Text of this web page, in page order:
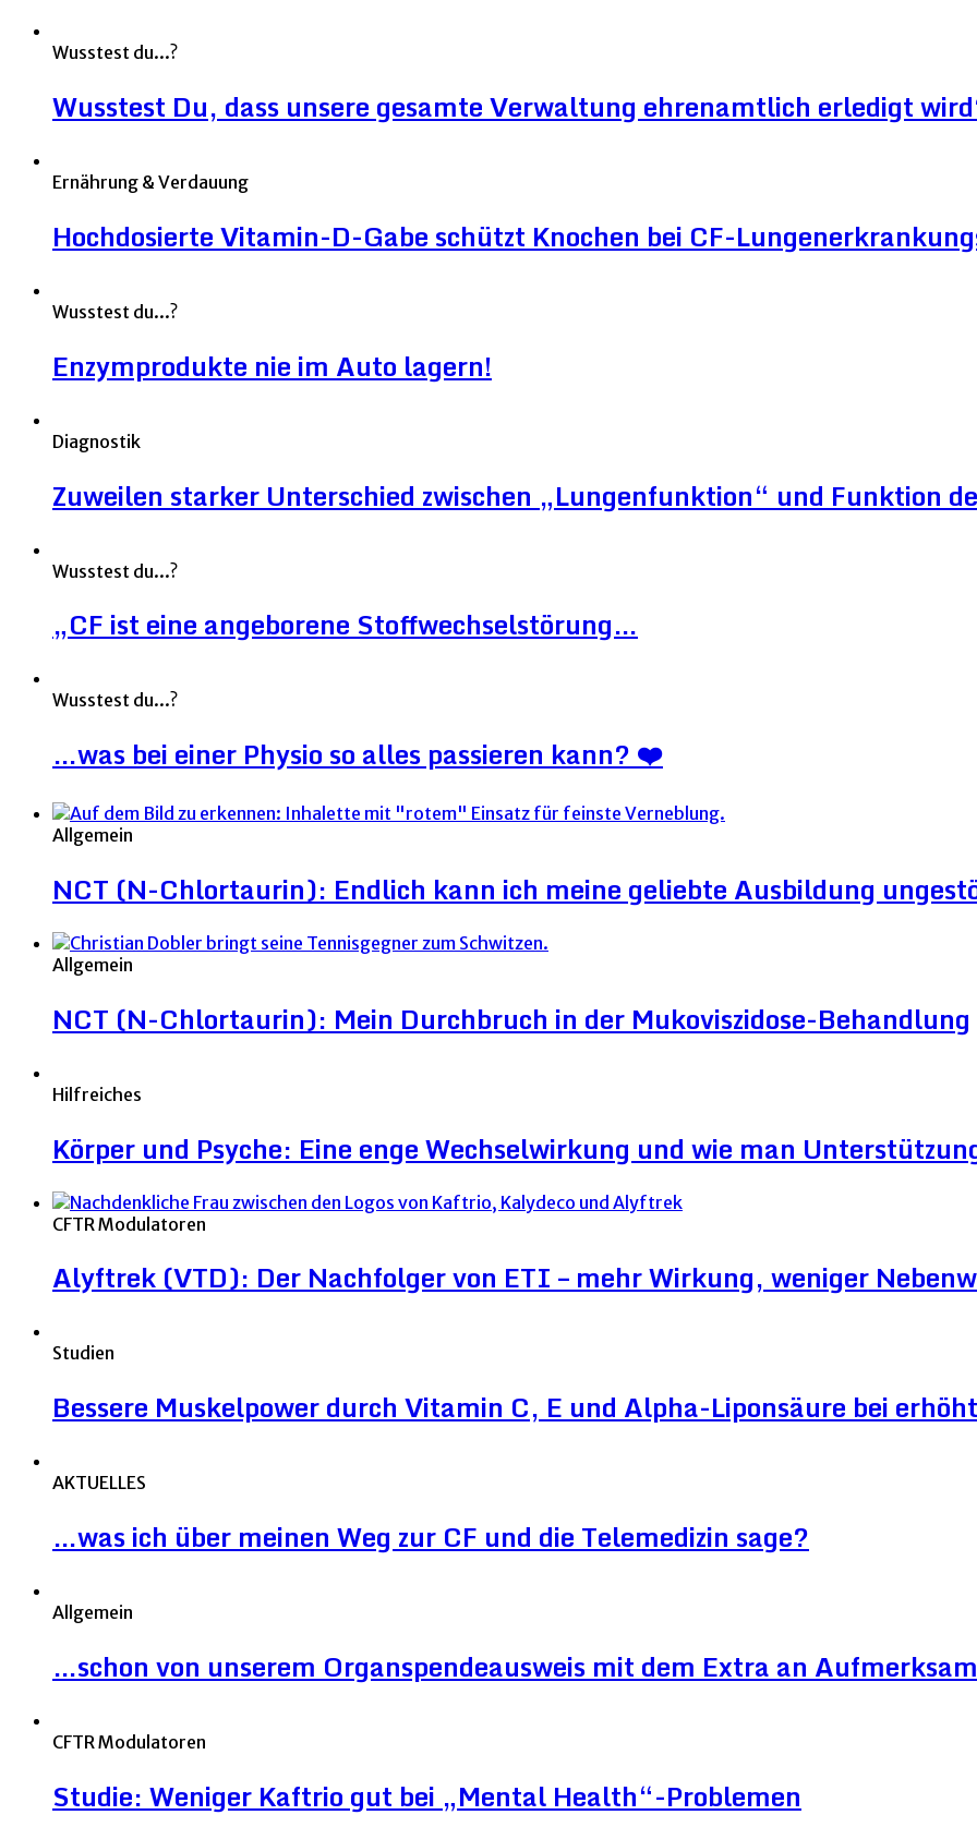
Wusstest du...?
Wusstest Du, dass unsere gesamte Verwaltung ehrenamtlich erledigt
Ernährung & Verdauung
Hochdosierte Vitamin-D-Gabe schützt Knochen bei CF-
Wusstest du...?
Enzymprodukte nie im Auto lagern!
Diagnostik
Zuweilen starker Unterschied zwischen „Lungenfunktion“ und Funktion
Wusstest du...?
„CF ist eine angeborene Stoffwechselstörung…
Wusstest du...?
…was bei einer Physio so alles passieren kann? ❤️
Allgemein
NCT (N-Chlortaurin): Endlich kann ich meine geliebte Ausbildung
Allgemein
NCT (N-Chlortaurin): Mein Durchbruch in der Mukoviszidose-Behandlung
Hilfreiches
Körper und Psyche: Eine enge Wechselwirkung und wie man
CFTR Modulatoren
Alyftrek (VTD): Der Nachfolger von ETI – mehr Wirkung, weniger
Studien
Bessere Muskelpower durch Vitamin C, E und Alpha-Liponsäure bei
AKTUELLES
…was ich über meinen Weg zur CF und die Telemedizin sage?
Allgemein
…schon von unserem Organspendeausweis mit dem Extra an
CFTR Modulatoren
Studie: Weniger Kaftrio gut bei „Mental Health“-Problemen